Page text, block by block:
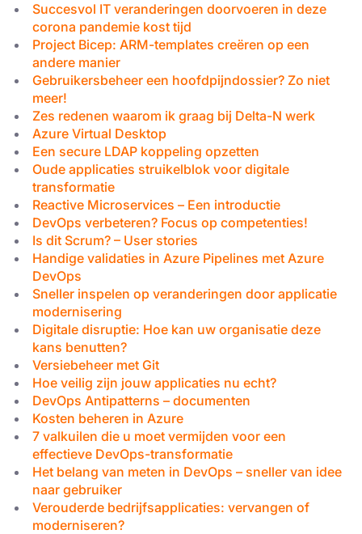
Succesvol IT veranderingen doorvoeren in deze
corona pandemie kost tijd
Project Bicep: ARM-templates creëren op een
andere manier
Gebruikersbeheer een hoofdpijndossier? Zo niet
meer!
Zes redenen waarom ik graag bij Delta-N werk
Azure Virtual Desktop
Een secure LDAP koppeling opzetten
Oude applicaties struikelblok voor digitale
transformatie
Reactive Microservices – Een introductie
DevOps verbeteren? Focus op competenties!
Is dit Scrum? – User stories
Handige validaties in Azure Pipelines met Azure
DevOps
Sneller inspelen op veranderingen door applicatie
modernisering
Digitale disruptie: Hoe kan uw organisatie deze
kans benutten?
Versiebeheer met Git
Hoe veilig zijn jouw applicaties nu echt?
DevOps Antipatterns – documenten
Kosten beheren in Azure
7 valkuilen die u moet vermijden voor een
effectieve DevOps-transformatie
Het belang van meten in DevOps – sneller van idee
naar gebruiker
Verouderde bedrijfsapplicaties: vervangen of
moderniseren?